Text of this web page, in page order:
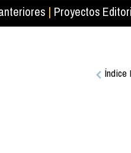
| Proyectos
Índice